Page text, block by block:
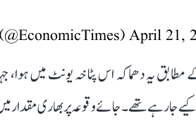
April 21,
یہ دھماکہ اس پٹاخہ یونٹ میں
جا رہے تھے۔ جائے وقوعہ پر بھاری مقدار